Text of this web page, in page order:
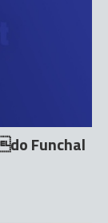
Funchal